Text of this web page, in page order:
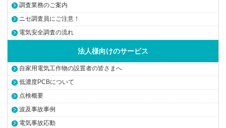
調査業務のご案内
ニセ調査員にご注意！
電気安全調査の流れ
法人様向けのサービス
自家用電気工作物の設置者の皆さまへ
低濃度PCBについて
点検概要
波及事故事例
電気事故応動